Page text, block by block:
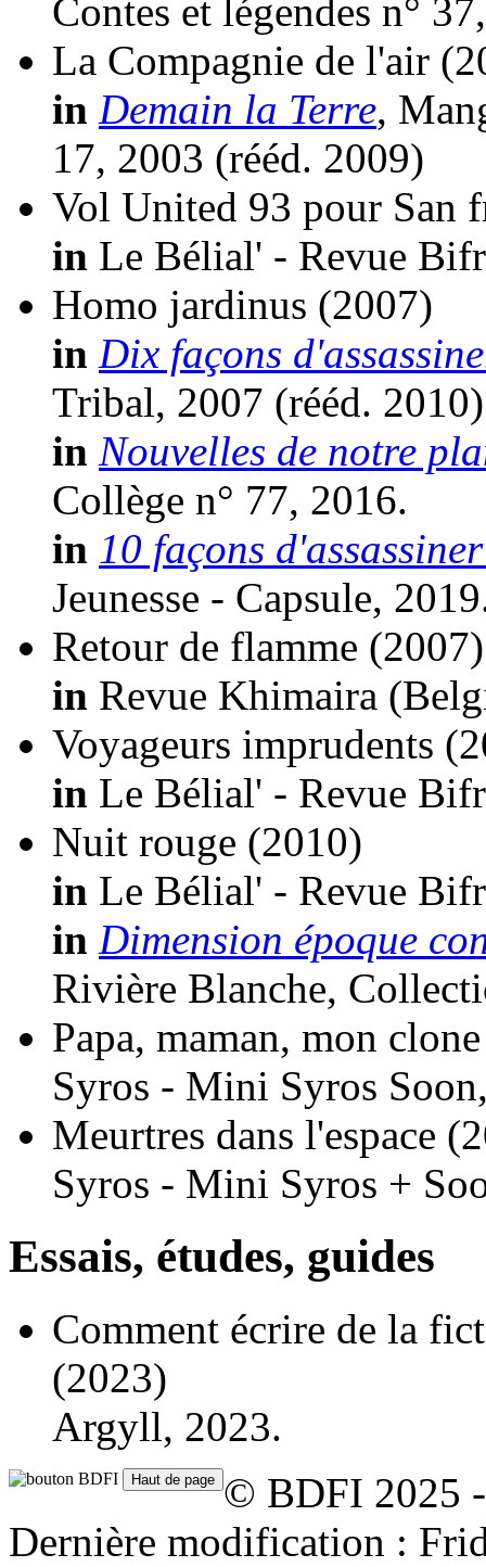
Contes et légendes n°
La Compagnie de l'air
in Demain la Terre,
17, 2003 (rééd. 2009)
Vol United 93 pour San
in Le Bélial' - Revue
Homo jardinus (2007)
in Dix façons
Tribal, 2007 (rééd. 2010)
in Nouvelles de notre
Collège n° 77, 2016.
in 10 façons
Jeunesse - Capsule,
Retour de flamme (2007)
in Revue Khimaira
Voyageurs imprudents
in Le Bélial' - Revue
Nuit rouge (2010)
in Le Bélial' - Revue
in Dimension époque
Rivière Blanche,
Papa, maman, mon
Syros - Mini Syros
Meurtres dans l'espace
Syros - Mini Syros +
Essais, études, guides
Comment écrire de la
(2023)
Argyll, 2023.
© BDFI 2025
Dernière modification :